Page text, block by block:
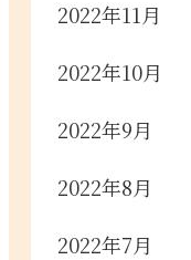
2022年11月
2022年10月
2022年9月
2022年8月
2022年7月